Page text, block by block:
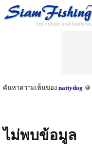
ค้นหาความเห็นของ nattydog
ไม่พบข้อมูล